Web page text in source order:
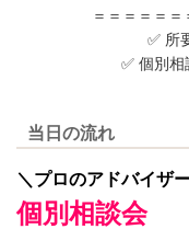
＝＝＝＝＝
✅ 所
✅ 個別相
当日の流れ
＼プロのアドバイザ
個別相談会